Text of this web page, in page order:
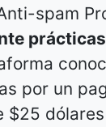
spam
prácticas
por un